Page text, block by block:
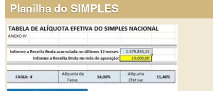
Planilha do SIMPLES